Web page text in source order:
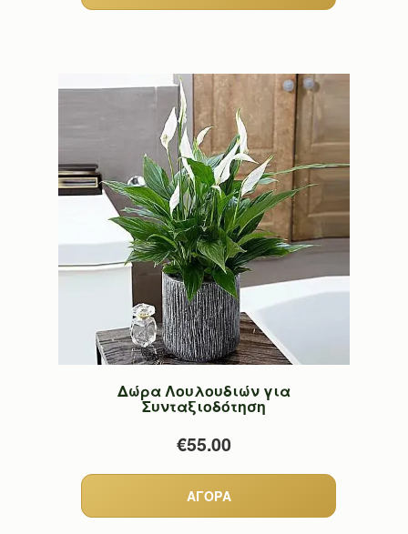
Δώρα Λουλουδιών για
Συνταξιοδότηση
€55.00